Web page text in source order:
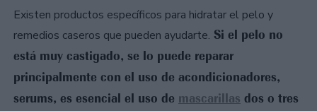
Existen productos específicos para hidratar el pelo y
remedios caseros que pueden ayudarte. Si el pelo no
está muy castigado, se lo puede reparar
principalmente con el uso de acondicionadores,
serums, es esencial el uso de mascarillas dos o tres